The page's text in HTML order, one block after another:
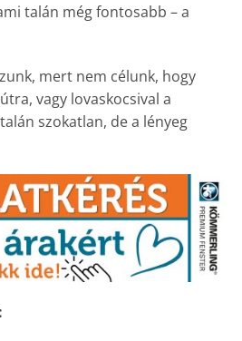
talán még fontosabb – a
mert nem célunk, hogy
vagy lovaskocsival a
szokatlan, de a lényeg